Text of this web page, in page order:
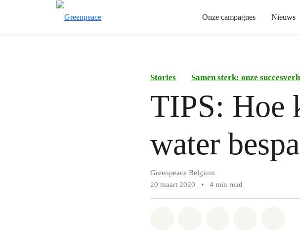
Onze campagnes Nieuws
Stories Samen sterk: onze
TIPS: Hoe
water
Greenpeace Belgium
20 maart 2020
• 4 min read